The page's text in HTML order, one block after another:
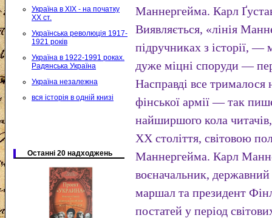
Україна в XIX - на початку
XX ст.
Українська революція 1917-
1921 років
Україна в 1922-1991 роках.
Радянська Україна
Україна незалежна
вся історія в одній книзі
Останні 20 надходжень
Маннергейма. Карл
Виявляється, «лінія
підручниках з історії, —
дуже міцні споруди —
Насправді все трималося
фінської армії — так
найширшого кола читачів,
ХХ століття, світовою
Маннергейма. Карл
воєначальник,
маршал та президент
постатей у період